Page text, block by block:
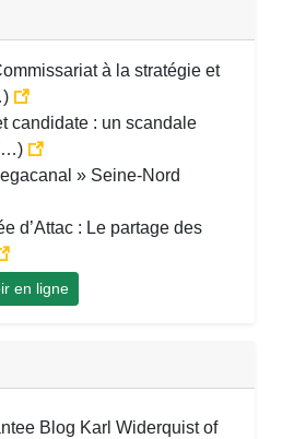
à la stratégie et
candidate : un scandale
» Seine-Nord
d’Attac : Le partage des
en ligne
Blog Karl Widerquist of